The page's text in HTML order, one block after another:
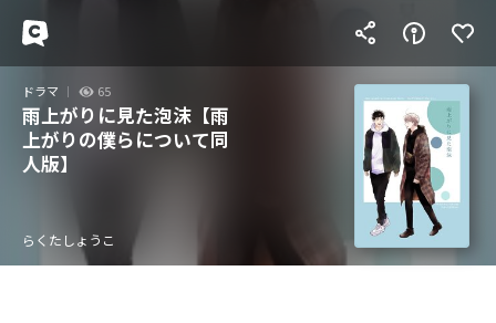
ドラマ 65
雨上がりに見た泡沫【雨
上がりの僕らについて同
人版】
らくたしょうこ